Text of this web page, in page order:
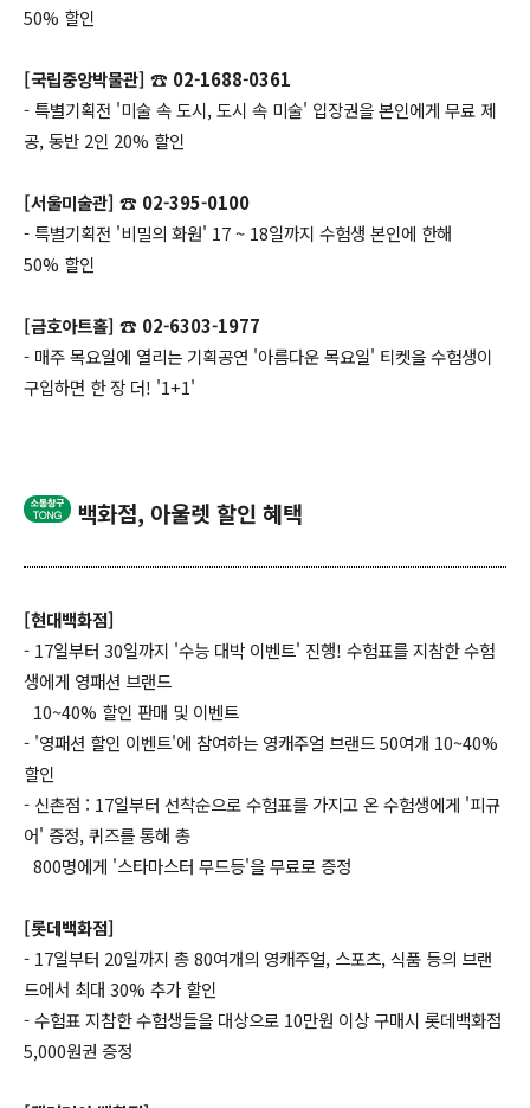
50% 할인
[국립중앙박물관] ☎ 02-1688-0361
- 특별기획전 '미술 속 도시, 도시 속 미술' 입장권을 본인에게 무료 제
공, 동반 2인 20% 할인
[서울미술관] ☎ 02-395-0100
- 특별기획전 '비밀의 화원' 17 ~ 18일까지 수험생 본인에 한해
50% 할인
[금호아트홀] ☎ 02-6303-1977
- 매주 목요일에 열리는 기획공연 '아름다운 목요일' 티켓을 수험생이
구입하면 한 장 더! '1+1'
백화점, 아울렛 할인 혜택
[현대백화점]
- 17일부터 30일까지 '수능 대박 이벤트' 진행! 수험표를 지참한 수험
생에게 영패션 브랜드
10~40% 할인 판매 및 이벤트
- '영패션 할인 이벤트'에 참여하는 영캐주얼 브랜드 50여개 10~40%
할인
- 신촌점 : 17일부터 선착순으로 수험표를 가지고 온 수험생에게 '피규
어' 증정, 퀴즈를 통해 총
800명에게 '스타마스터 무드등'을 무료로 증정
[롯데백화점]
- 17일부터 20일까지 총 80여개의 영캐주얼, 스포츠, 식품 등의 브랜
드에서 최대 30% 추가 할인
- 수험표 지참한 수험생들을 대상으로 10만원 이상 구매시 롯데백화점
5,000원권 증정